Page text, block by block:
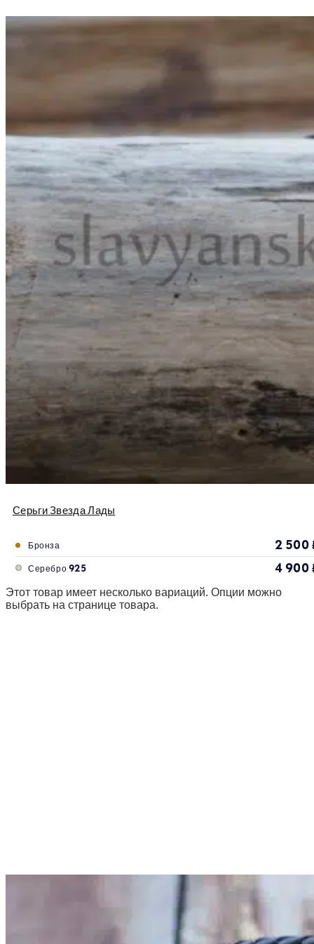
Серьги Звезда Лады
Бронза 2 500
Серебро 925 4 900
Этот товар имеет несколько вариаций. Опции можно
выбрать на странице товара.